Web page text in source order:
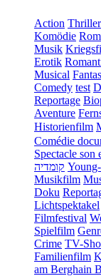
Action Thriller
Komödie
Musik
Erotik
Musical
Comedy test
Reportage
Aventure
Historienfilm
Comédie
Spectacle son
קומדיה
Musikfilm
Doku
Lichtspektakel
Filmfestival
Spielfilm
Crime TV-
Familienfilm
am Berghain